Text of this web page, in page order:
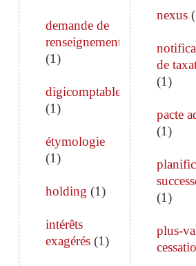
demande de
renseignements
(1)
digicomptable
(1)
étymologie
(1)
holding (1)
intérêts
exagérés(1)
nexus(
de
(1)
pacte
(1)
(1)
plus-